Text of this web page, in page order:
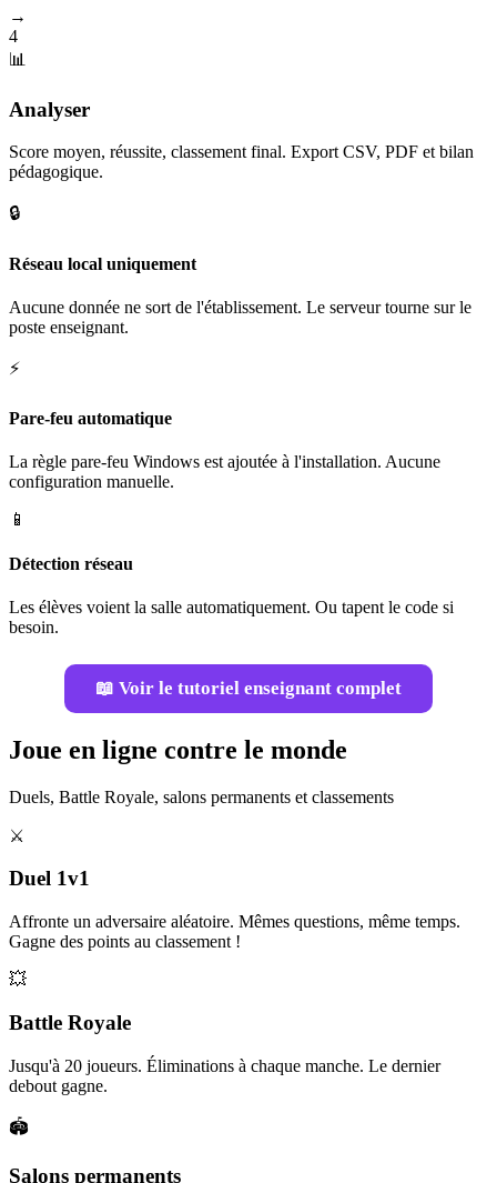
→
4
📊
Analyser
Score moyen, réussite, classement final. Export CSV, PDF et bilan
pédagogique.
🔒
Réseau local uniquement
Aucune donnée ne sort de l'établissement. Le serveur tourne sur le
poste enseignant.
⚡
Pare-feu automatique
La règle pare-feu Windows est ajoutée à l'installation. Aucune
configuration manuelle.
📱
Détection réseau
Les élèves voient la salle automatiquement. Ou tapent le code si
besoin.
📖 Voir le tutoriel enseignant complet
Joue en ligne contre le monde
Duels, Battle Royale, salons permanents et classements
⚔️
Duel 1v1
Affronte un adversaire aléatoire. Mêmes questions, même temps.
Gagne des points au classement !
💥
Battle Royale
Jusqu'à 20 joueurs. Éliminations à chaque manche. Le dernier
debout gagne.
🏟️
Salons permanents